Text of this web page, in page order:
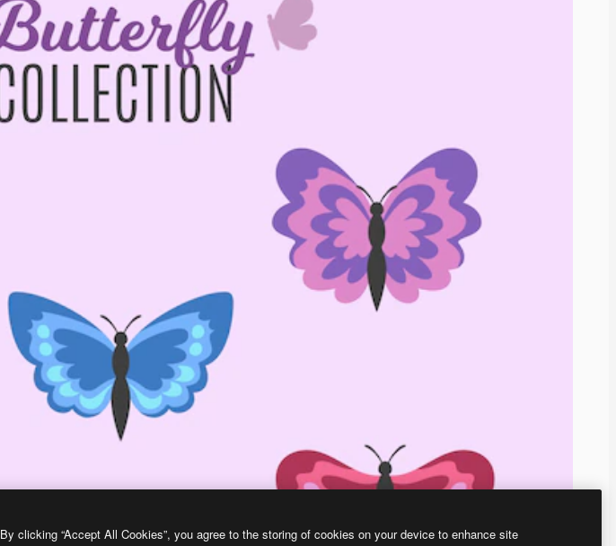
By clicking “Accept All Cookies”, you agree to the storing of cookies on your device to enhance site